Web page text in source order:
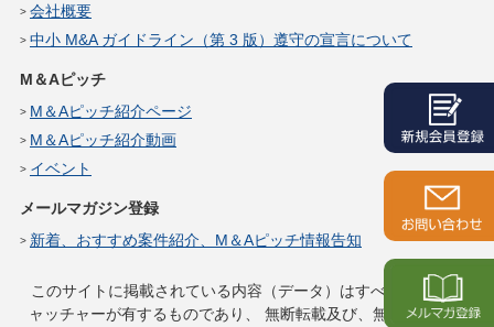
会社概要
中小 M&A ガイドライン（第 3 版）遵守の宣言について
M＆Aピッチ
M＆Aピッチ紹介ページ
M＆Aピッチ紹介動画
イベント
メールマガジン登録
新着、おすすめ案件紹介、M＆Aピッチ情報告知
このサイトに掲載されている内容（データ）はすべてサイトキ
ャッチャーが有するものであり、
無断転載及び、無断複製は一